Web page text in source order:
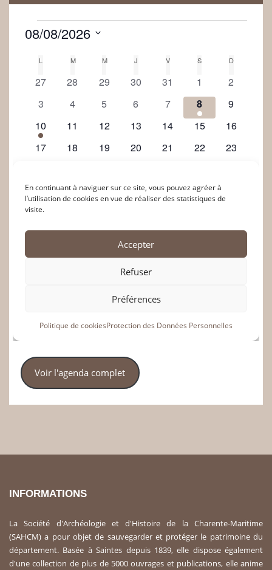
Voir l'agenda complet
INFORMATIONS
La Société d'Archéologie et d'Histoire de la Charente-Maritime
(SAHCM) a pour objet de sauvegarder et protéger le patrimoine du
département. Basée à Saintes depuis 1839, elle dispose également
d'une collection de plus de 5000 ouvrages et publications, elle anime